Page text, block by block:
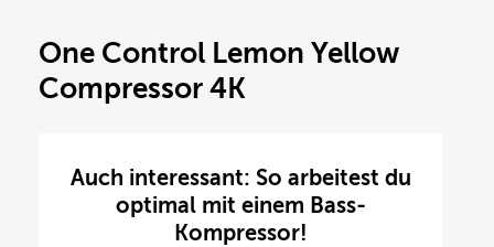
One Control Lemon Yellow
Compressor 4K
Auch interessant: So arbeitest du
optimal mit einem Bass-
Kompressor!